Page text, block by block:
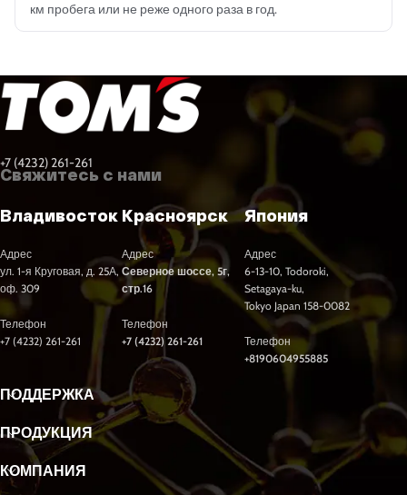
км пробега или не реже одного раза в год.
+7 (4232) 261-261
Свяжитесь с нами
Владивосток
Адрес
ул. 1-я Круговая, д. 25А,
оф. 309
Телефон
+7 (4232) 261-261
Красноярск
Адрес
Северное шоссе, 5г,
стр.16
Телефон
+7 (4232) 261-261
Япония
Адрес
6-13-10, Todoroki,
Setagaya-ku,
Tokyo Japan 158-0082
Телефон
+8190604955885
ПОДДЕРЖКА
ПРОДУКЦИЯ
КОМПАНИЯ